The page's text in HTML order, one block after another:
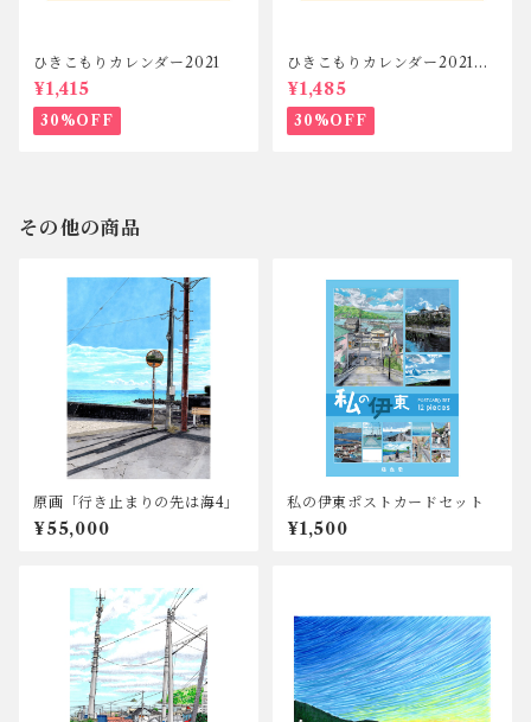
ひきこもりカレンダー2021
¥1,415
30%OFF
ひきこもりカレンダー2021セ
ット
¥1,485
30%OFF
その他の商品
原画「行き止まりの先は海4」
¥55,000
私の伊東ポストカードセット
¥1,500